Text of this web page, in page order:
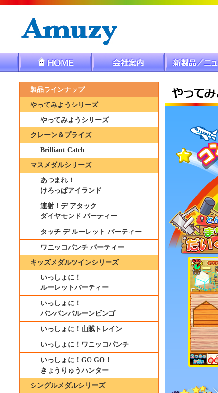
製品ラインナップ
やってみようシリーズ
やってみようシリーズ
クレーン＆プライズ
Brilliant Catch
マスメダルシリーズ
あつまれ！
けろっぱアイランド
連射！デ アタック
ダイヤモンド パーティー
タッチ デ ルーレット パーティー
ワニッコパンチ パーティー
キッズメダルツインシリーズ
いっしょに！
ルーレットパーティー
いっしょに！
バンバンバルーンビンゴ
いっしょに！山賊トレイン
いっしょに！ワニッコパンチ
いっしょに！GO GO！
きょうりゅうハンター
シングルメダルシリーズ